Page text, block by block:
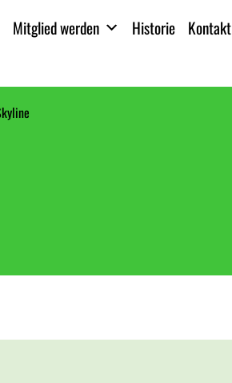
Mitglied werden Historie Kontakt